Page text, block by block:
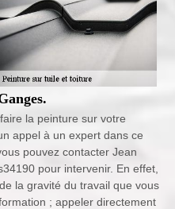
la peinture sur votre
appel à un expert dans ce
pouvez contacter Jean
pour intervenir. En effet,
la gravité du travail que vous
; appeler directement